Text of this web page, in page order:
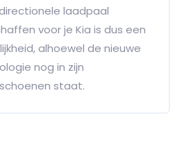
laadpaal
voor je Kia is dus een
alhoewel de nieuwe
nog in zijn
staat.